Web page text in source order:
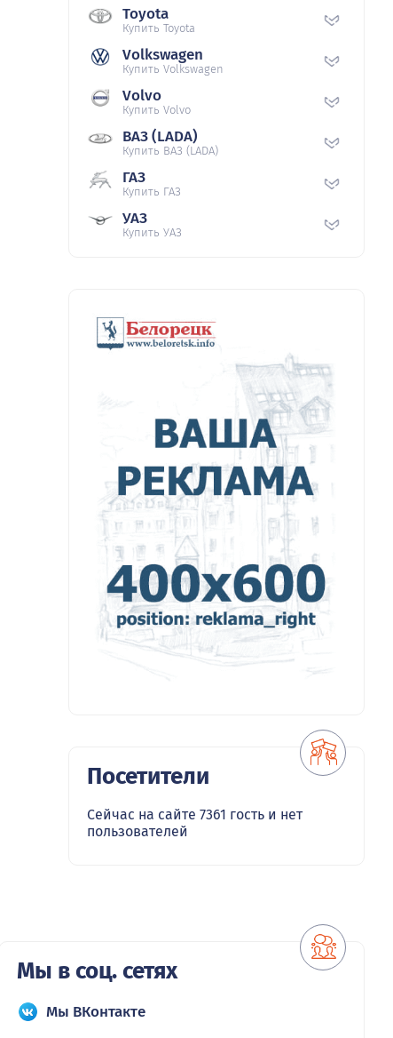
Toyota
Купить Toyota
Volkswagen
Купить Volkswagen
Volvo
Купить Volvo
ВАЗ (LADA)
Купить ВАЗ (LADA)
ГАЗ
Купить ГАЗ
УАЗ
Купить УАЗ
Посетители
Сейчас на сайте 7361 гость и нет
пользователей
Мы в соц. сетях
Мы ВКонтакте